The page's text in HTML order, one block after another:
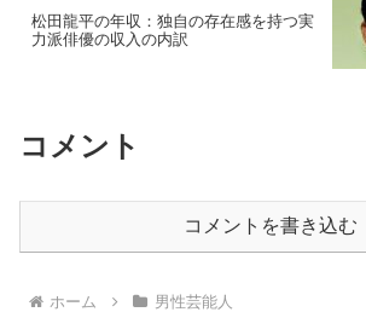
松田龍平の年収：独自の存在感を持つ実
力派俳優の収入の内訳
コメント
コメントを書き込む
ホーム 男性芸能人